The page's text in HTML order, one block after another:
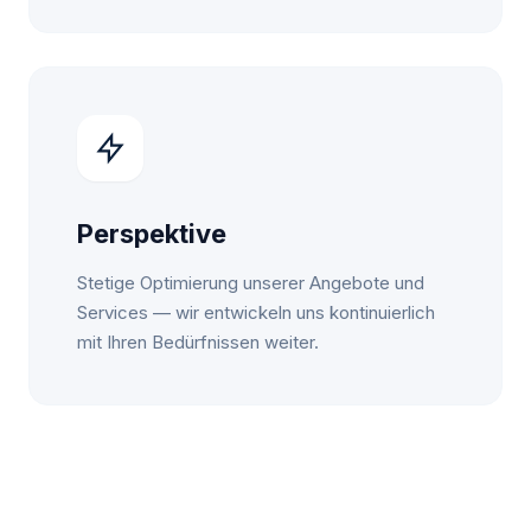
Perspektive
Stetige Optimierung unserer Angebote und
Services — wir entwickeln uns kontinuierlich
mit Ihren Bedürfnissen weiter.